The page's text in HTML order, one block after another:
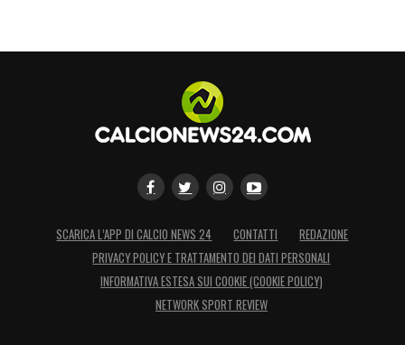
SCARICA L’APP DI CALCIO NEWS 24 CONTATTI
REDAZIONE
PRIVACY POLICY E TRATTAMENTO DEI DATI PERSONALI
INFORMATIVA ESTESA SUI COOKIE (COOKIE POLICY)
NETWORK SPORT REVIEW